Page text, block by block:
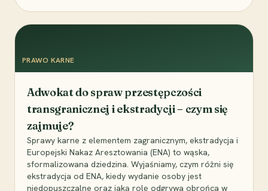
PRAWO KARNE
Adwokat do spraw przestępczości
transgranicznej i ekstradycji – czym się
zajmuje?
Sprawy karne z elementem zagranicznym, ekstradycja i
Europejski Nakaz Aresztowania (ENA) to wąska,
sformalizowana dziedzina. Wyjaśniamy, czym różni się
ekstradycja od ENA, kiedy wydanie osoby jest
niedopuszczalne oraz jaką rolę odgrywa obrońca w